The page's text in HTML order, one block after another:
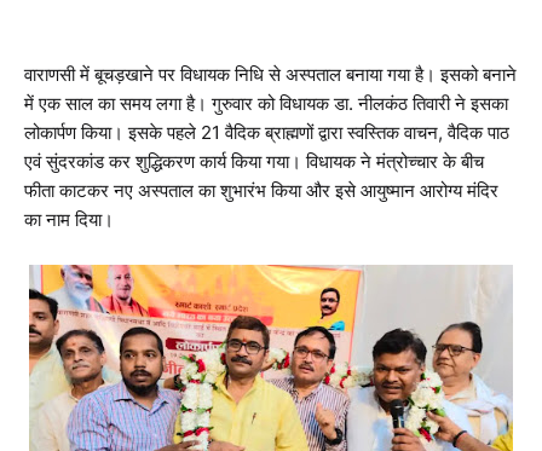
वाराणसी में बूचड़खाने पर विधायक निधि से अस्पताल बनाया गया है। इसको बनाने
में एक साल का समय लगा है। गुरुवार को विधायक डा. नीलकंठ तिवारी ने इसका
लोकार्पण किया। इसके पहले 21 वैदिक ब्राह्मणों द्वारा स्वस्तिक वाचन, वैदिक पाठ
एवं सुंदरकांड कर शुद्धिकरण कार्य किया गया। विधायक ने मंत्रोच्चार के बीच
फीता काटकर नए अस्पताल का शुभारंभ किया और इसे आयुष्मान आरोग्य मंदिर
का नाम दिया।